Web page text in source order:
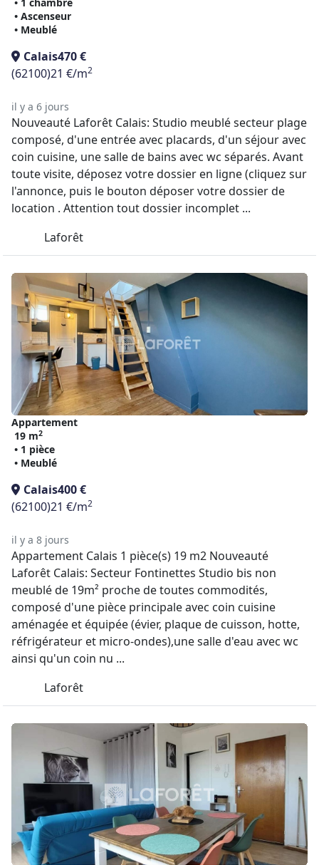
• Ascenseur
• Meublé
Calais470 €
(62100)21 €/m2
il y a 6 jours
Nouveauté Laforêt Calais: Studio meublé secteur plage
composé, d'une entrée avec placards, d'un séjour avec
coin cuisine, une salle de bains avec wc séparés. Avant
toute visite, déposez votre dossier en ligne (cliquez sur
l'annonce, puis le bouton déposer votre dossier de
location . Attention tout dossier incomplet ...
Laforêt
Appartement
19 m2
• 1 pièce
• Meublé
Calais400 €
(62100)21 €/m2
il y a 8 jours
Appartement Calais 1 pièce(s) 19 m2 Nouveauté
Laforêt Calais: Secteur Fontinettes Studio bis non
meublé de 19m² proche de toutes commodités,
composé d'une pièce principale avec coin cuisine
aménagée et équipée (évier, plaque de cuisson, hotte,
réfrigérateur et micro-ondes),une salle d'eau avec wc
ainsi qu'un coin nu ...
Laforêt